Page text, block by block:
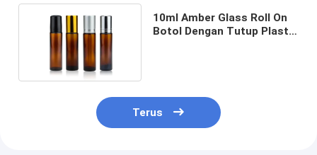
10ml Amber Glass Roll On
Botol Dengan Tutup Plastik
Terus